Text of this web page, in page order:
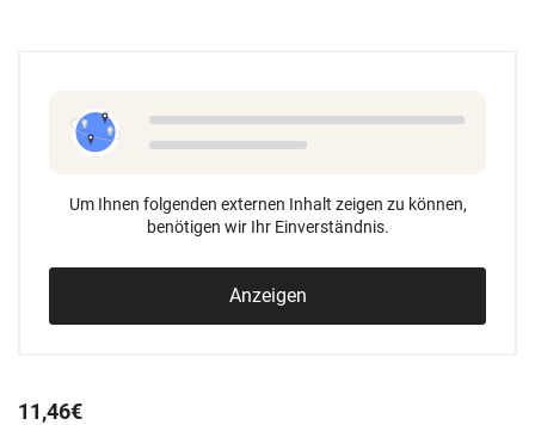
Um Ihnen folgenden externen Inhalt zeigen zu können,
benötigen wir Ihr Einverständnis.
Anzeigen
11,46€